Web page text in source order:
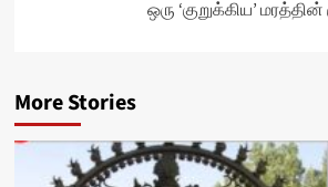
ஒரு ‘குறுக்கிய’
More Stories